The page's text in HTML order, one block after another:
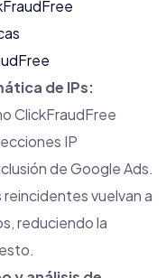
de IPs:
ClickFraudFree
IP
de Google Ads.
vuelvan a
reduciendo la